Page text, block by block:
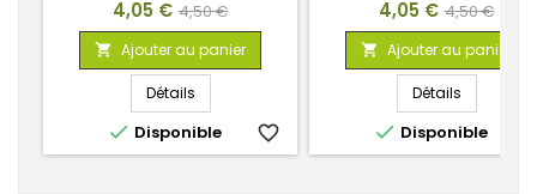
Prix
4,05 € Prix
de
base
4,50 €
 Ajouter au panier
Détails
 Disponible favorite_border
Prix
4,05 € Prix
de
base
4,50 €
 Ajouter au panier
Détails
 Disponible